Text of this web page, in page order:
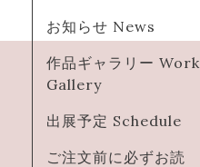
お知らせ News
作品ギャラリー Work
Gallery
出展予定 Schedule
ご注文前に必ずお読